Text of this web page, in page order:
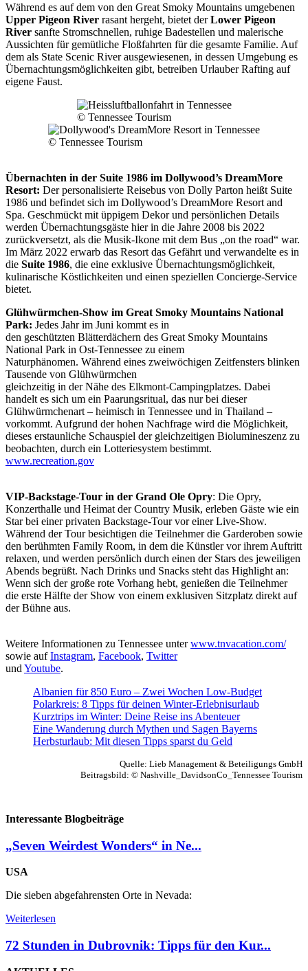
Während es auf dem von den Great Smoky Mountains umgebenen
Upper Pigeon River rasant hergeht, bietet derLower Pigeon
River sanfte Stromschnellen, ruhige Badestellen und malerische
Aussichten für gemütliche Floßfahrten für die gesamte Familie. Auf
dem als State Scenic River ausgewiesenen, in dessen Umgebung es
Übernachtungsmöglichkeiten gibt, betreiben Urlauber Rafting auf
eigene Faust.
© Tennessee Tourism
© Tennessee Tourism
Übernachten in der Suite 1986 im Dollywood’s DreamMore
Resort: Der personalisierte Reisebus von Dolly Parton heißt Suite
1986 und befindet sich im Dollywood’s DreamMore Resort and
Spa. Geschmückt mit üppigem Dekor und persönlichen Details
werden Übernachtungsgäste hier in die Jahre 2008 bis 2022
zurückversetzt, als die Musik-Ikone mit dem Bus „on the road“ war.
Im März 2022 erwarb das Resort das Gefährt und verwandelte es in
die Suite 1986, die eine exklusive Übernachtungsmöglichkeit,
kulinarische Köstlichkeiten und einen speziellen Concierge-Service
bietet.
Glühwürmchen-Show im Great Smoky Mountains National
Park: Jedes Jahr im Juni kommt es in
den geschützten Blätterdächern des Great Smoky Mountains
National Park in Ost-Tennessee zu einem
Naturphänomen. Während eines zweiwöchigen Zeitfensters blinken
Tausende von Glühwürmchen
gleichzeitig in der Nähe des Elkmont-Campingplatzes. Dabei
handelt es sich um ein Paarungsritual, das nur bei dieser
Glühwürmchenart – heimisch in Tennessee und in Thailand –
vorkommt. Aufgrund der hohen Nachfrage wird die Möglichkeit,
dieses erstaunliche Schauspiel der gleichzeitigen Biolumineszenz zu
beobachten, durch ein Lotteriesystem bestimmt.
www.recreation.gov
VIP-Backstage-Tour in der Grand Ole Opry: Die Opry,
Konzerthalle und Heimat der Country Musik, erleben Gäste wie ein
Star bei einer privaten Backstage-Tour vor einer Live-Show.
Während der Tour besichtigen die Teilnehmer die Garderoben sowie
den berühmten Family Room, in dem die Künstler vor ihrem Auftritt
relaxen, und werden persönlich durch einen der Stars des jeweiligen
Abends begrüßt. Nach Drinks und Snacks steht das Highlight an:
Wenn sich der große rote Vorhang hebt, genießen die Teilnehmer
die erste Hälfte der Show von einem exklusiven Sitzplatz direkt auf
der Bühne aus.
Weitere Informationen zu Tennessee unterwww.tnvacation.com/
sowie aufInstagram, Facebook, Twitter
und Youtube.
Albanien für 850 Euro – Zwei Wochen Low-Budget
Polarkreis: 8 Tipps für deinen Winter-Erlebnisurlaub
Kurztrips im Winter: Deine Reise ins Abenteuer
Eine Wanderung durch Mythen und Sagen Bayerns
Herbsturlaub: Mit diesen Tipps sparst du Geld
Quelle: Lieb Management & Beteiligungs GmbH
Beitragsbild: © Nashville_DavidsonCo_Tennessee Tourism
Interessante Blogbeiträge
„Seven Weirdest Wonders“ in Ne...
USA
Die sieben abgefahrensten Orte in Nevada:
Weiterlesen
72 Stunden in Dubrovnik: Tipps für den Kur...